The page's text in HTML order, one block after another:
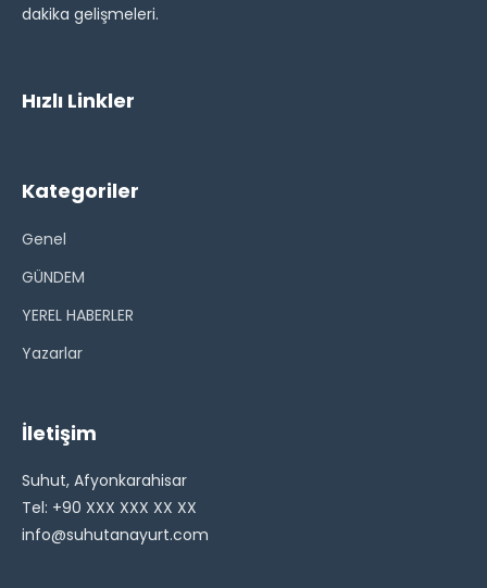
dakika gelişmeleri.
Hızlı Linkler
Kategoriler
Genel
GÜNDEM
YEREL HABERLER
Yazarlar
İletişim
Suhut, Afyonkarahisar
Tel: +90 XXX XXX XX XX
info@suhutanayurt.com